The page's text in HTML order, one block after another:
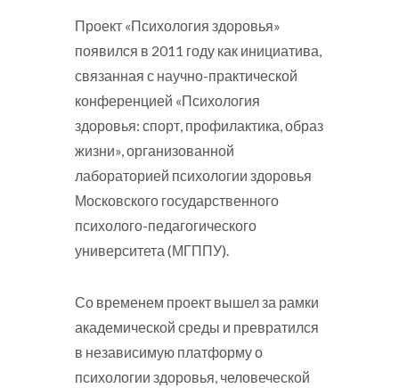
Проект «Психология здоровья»
появился в 2011 году как инициатива,
связанная с научно-практической
конференцией «Психология
здоровья: спорт, профилактика, образ
жизни», организованной
лабораторией психологии здоровья
Московского государственного
психолого-педагогического
университета (МГППУ).
Со временем проект вышел за рамки
академической среды и превратился
в независимую платформу о
психологии здоровья, человеческой